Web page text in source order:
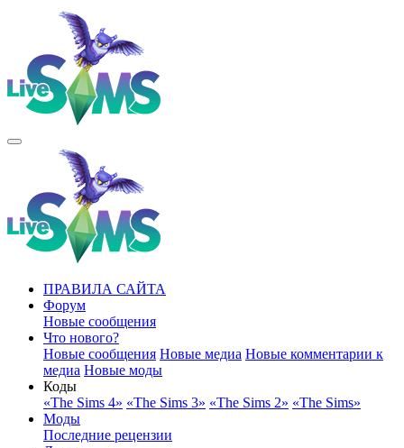
ПРАВИЛА САЙТА
Форум
Новые сообщения
Что нового?
Новые сообщения Новые медиа Новые комментарии к
медиа Новые моды
Коды
«The Sims 4» «The Sims 3» «The Sims 2» «The Sims»
Моды
Последние рецензии